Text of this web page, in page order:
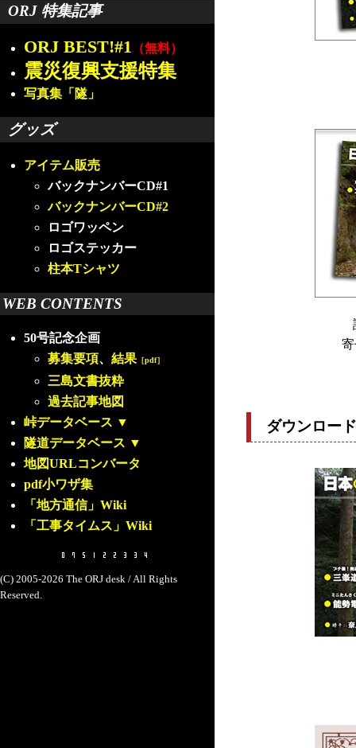
ORJ 特集記事
ORJ BEST!#1 （無料）
震災復興支援特集
写真集「隧」
グッズ
アイテム販売
バックナンバーCD#1
バックナンバーCD#2
ロゴワッペン
ロゴステッカー
柱本Tシャツ
WEB CONTENTS
50号記念企画
募集要項、 結果 ［pdf］
三島文書抜粋
過去記事地図
峠データベース ▼
隧道データベース ▼
地図URLコンバータ
pdf小ワザ集
「地方通信」Wiki
「工事タイムス」Wiki
(C) 2005-2026 The ORJ desk / All Rights
Reserved.
ダウンロー